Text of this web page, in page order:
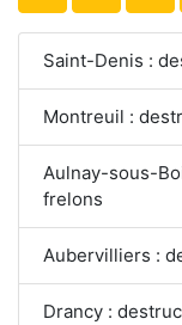
Saint-Denis :
Montreuil :
Aulnay-sous-
frelons
Aubervilliers :
Drancy :